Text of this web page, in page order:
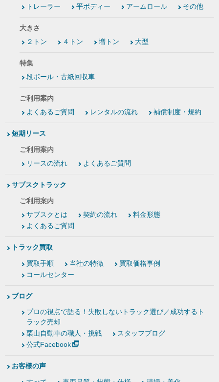
トレーラー
平ボディー アームロール その他
大きさ
２トン
４トン 増トン 大型
特集
段ボール・古紙回収車
ご利用案内
よくあるご質問
レンタルの流れ 補償制度・規約
短期リース
ご利用案内
リースの流れ
よくあるご質問
サブスクトラック
ご利用案内
サブスクとは
契約の流れ
料金形態
よくあるご質問
トラック買取
買取手順 当社の特徴
買取価格事例
コールセンター
ブログ
プロの視点で語る！失敗しないトラック選び／成功するト
ラック売却
栗山自動車の職人・挑戦
スタッフブログ
公式Facebook
お客様の声